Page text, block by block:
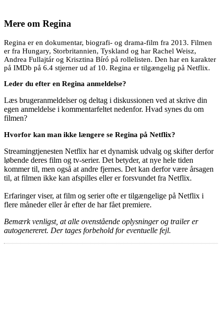
Mere om Regina
Regina er en dokumentar, biografi- og drama-film fra 2013. Filmen
er fra Hungary, Storbritannien, Tyskland og har Rachel Weisz,
Andrea Fullajtár og Krisztina Bíró på rollelisten. Den har en karakter
på IMDb på 6.4 stjerner ud af 10. Regina er tilgængelig på Netflix.
Leder du efter en Regina anmeldelse?
Læs brugeranmeldelser og deltag i diskussionen ved at skrive din
egen anmeldelse i kommentarfeltet nedenfor. Hvad synes du om
filmen?
Hvorfor kan man ikke længere se Regina på Netflix?
Streamingtjenesten Netflix har et dynamisk udvalg og skifter derfor
løbende deres film og tv-serier. Det betyder, at nye hele tiden
kommer til, men også at andre fjernes. Det kan derfor være årsagen
til, at filmen ikke kan afspilles eller er forsvundet fra Netflix.
Erfaringer viser, at film og serier ofte er tilgængelige på Netflix i
flere måneder eller år efter de har fået premiere.
Bemærk venligst, at alle ovenstående oplysninger og trailer er
autogenereret. Der tages forbehold for eventuelle fejl.